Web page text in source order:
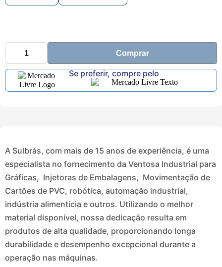
Comprar
Se preferir, compre pelo
A Sulbrás, com mais de 15 anos de experiência, é uma
especialista no fornecimento da Ventosa Industrial para
Gráficas, Injetoras de Embalagens, Movimentação de
Cartões de PVC, robótica, automação industrial,
indústria alimentícia e outros. Utilizando o melhor
material disponível, nossa dedicação resulta em
produtos de alta qualidade, proporcionando longa
durabilidade e desempenho excepcional durante a
operação nas máquinas.